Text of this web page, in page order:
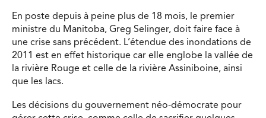
En poste depuis à peine plus de 18 mois, le premier
ministre du Manitoba, Greg Selinger, doit faire face à
une crise sans précédent. L’étendue des inondations de
2011 est en effet historique car elle englobe la vallée de
la rivière Rouge et celle de la rivière Assiniboine, ainsi
que les lacs.
Les décisions du gouvernement néo-démocrate pour